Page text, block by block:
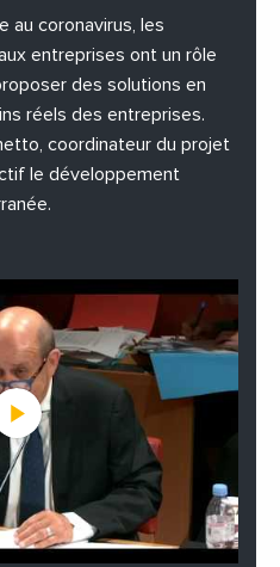
au coronavirus, les
entreprises ont un rôle
des solutions en
réels des entreprises.
coordinateur du projet
le développement